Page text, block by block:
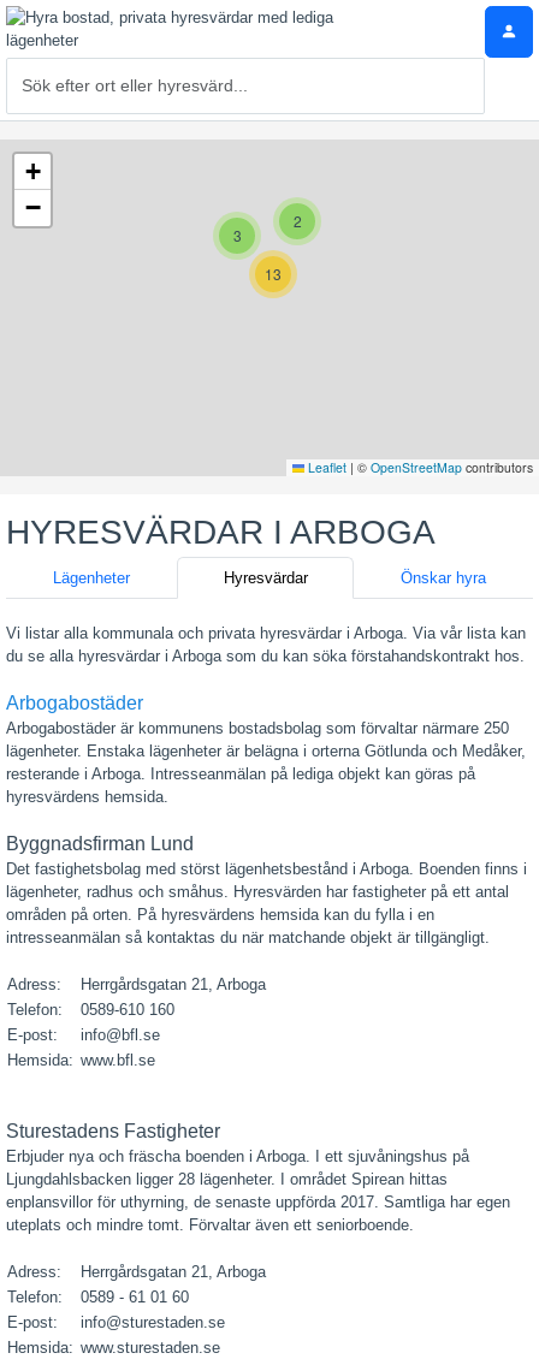
2
3
13
+
−
Leaflet | © OpenStreetMap contributors
HYRESVÄRDAR I ARBOGA
Lägenheter Hyresvärdar Önskar hyra
Vi listar alla kommunala och privata hyresvärdar i Arboga. Via vår lista kan
du se alla hyresvärdar i Arboga som du kan söka förstahandskontrakt hos.
Arbogabostäder
Arbogabostäder är kommunens bostadsbolag som förvaltar närmare 250
lägenheter. Enstaka lägenheter är belägna i orterna Götlunda och Medåker,
resterande i Arboga. Intresseanmälan på lediga objekt kan göras på
hyresvärdens hemsida.
Byggnadsfirman Lund
Det fastighetsbolag med störst lägenhetsbestånd i Arboga. Boenden finns i
lägenheter, radhus och småhus. Hyresvärden har fastigheter på ett antal
områden på orten. På hyresvärdens hemsida kan du fylla i en
intresseanmälan så kontaktas du när matchande objekt är tillgängligt.
Adress:
Herrgårdsgatan 21, Arboga
Telefon:
0589-610 160
E-post:
info@bfl.se
Hemsida: www.bfl.se
Sturestadens Fastigheter
Erbjuder nya och fräscha boenden i Arboga. I ett sjuvåningshus på
Ljungdahls­backen ligger 28 lägenheter. I området Spirean hittas
enplansvillor för uthyrning, de senaste uppförda 2017. Samtliga har egen
uteplats och mindre tomt. Förvaltar även ett seniorboende.
Adress:
Herrgårdsgatan 21, Arboga
Telefon:
0589 - 61 01 60
E-post:
info@sturestaden.se
Hemsida: www.sturestaden.se